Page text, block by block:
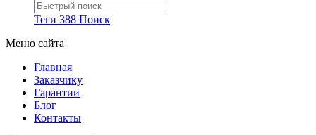
Теги 388 Поиск
Меню сайта
Главная
Заказчику
Гарантии
Блог
Контакты